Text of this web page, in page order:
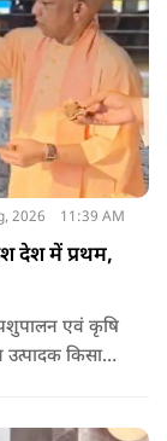
2026 11:39 AM
देश में प्रथम,
पशुपालन एवं कृषि
उत्पादक किसानों,